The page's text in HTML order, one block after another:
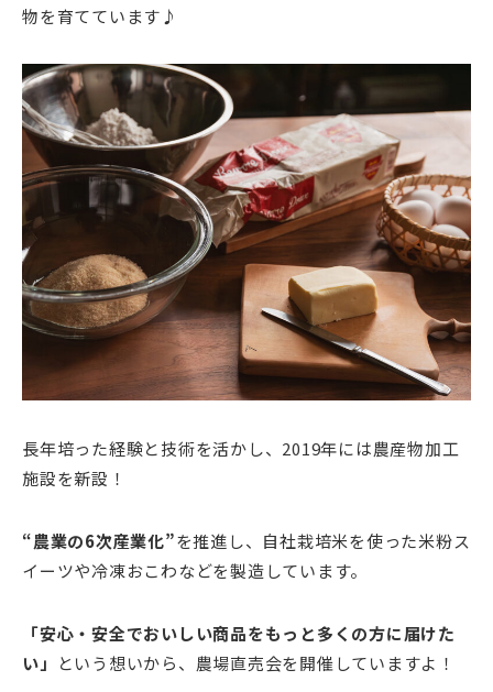
物を育てています♪
長年培った経験と技術を活かし、2019年には農産物加工
施設を新設！
“農業の6次産業化”を推進し、自社栽培米を使った米粉ス
イーツや冷凍おこわなどを製造しています。
「安心・安全でおいしい商品をもっと多くの方に届けた
い」
という想いから、農場直売会を開催していますよ！